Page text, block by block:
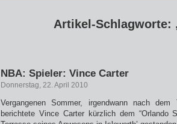
Artikel-Schlagworte:
NBA: Spieler: Vince Carter
Donnerstag, 22. April 2010
Vergangenen Sommer, irgendwann nach
berichtete Vince Carter kürzlich dem “Orlando